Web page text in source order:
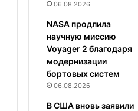
06.08.2026
NASA продлила
научную миссию
Voyager 2 благодаря
модернизации
бортовых систем
06.08.2026
В США вновь заявили